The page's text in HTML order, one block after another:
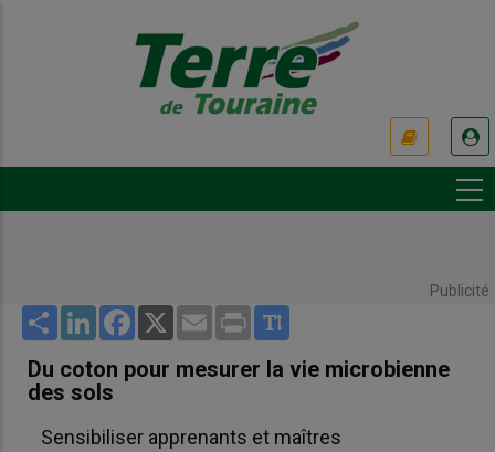
Publicité
Share LinkedInFacebook
X Email Print
Du coton pour mesurer la vie microbienne
des sols
Sensibiliser apprenants et maîtres